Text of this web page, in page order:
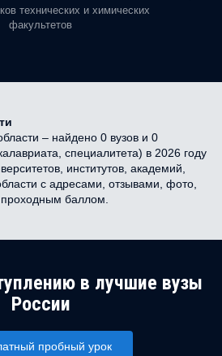
технических и химических
факультетов
– найдено 0 вузов и 0
специалитета) в 2026 году
институтов, академий,
с адресами, отзывами, фото,
баллом.
в лучшие вузы
России
пробный урок